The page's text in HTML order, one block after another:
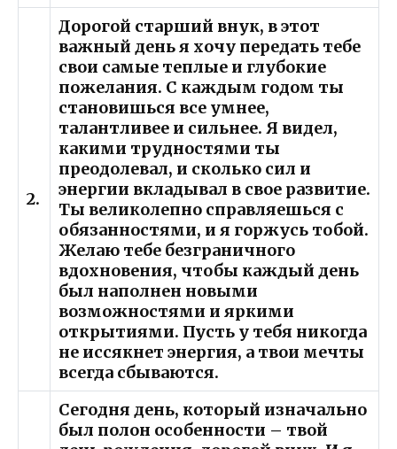
2.
Дорогой старший внук, в этот
важный день я хочу передать тебе
свои самые теплые и глубокие
пожелания. С каждым годом ты
становишься все умнее,
талантливее и сильнее. Я видел,
какими трудностями ты
преодолевал, и сколько сил и
энергии вкладывал в свое развитие.
Ты великолепно справляешься с
обязанностями, и я горжусь тобой.
Желаю тебе безграничного
вдохновения, чтобы каждый день
был наполнен новыми
возможностями и яркими
открытиями. Пусть у тебя никогда
не иссякнет энергия, а твои мечты
всегда сбываются.
Сегодня день, который изначально
был полон особенности – твой